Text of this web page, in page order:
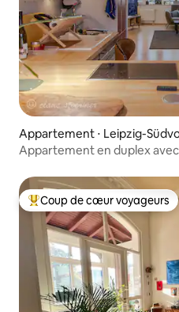
Appartement ⋅ Leipzig-
Appartement en duplex
Coups de cœur voyageurs les
Coup de cœur voyageurs